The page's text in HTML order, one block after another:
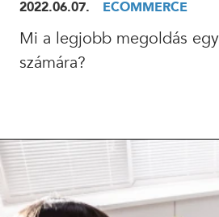
2022.06.07. ECOMMERCE
Mi a legjobb megoldás
számára?